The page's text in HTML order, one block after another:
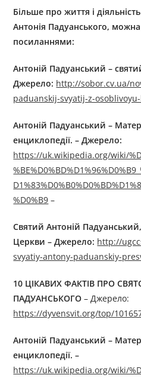
Більше про життя і діяльність
Антонія Падуанського, можна
посиланнями:
Антоній Падуанський –
Джерелo: http://sobor.cv.ua/
paduanskij-svyatij-z-
Антоній Падуанський –
енциклопедії. –Джерелo:
https://uk.wikipedia.org/wiki/
%D0%B9 –
Святий Антоній
Церкви –Джерелo: http://
svyatiy-antony-paduanskiy-
10 ЦІКАВИХ ФАКТІВ ПРО
ПАДУАНСЬКОГО – Джерелo:
https://dyvensvit.org/top/
Антоній Падуанський –
енциклопедії. –
https://uk.wikipedia.org/wiki/